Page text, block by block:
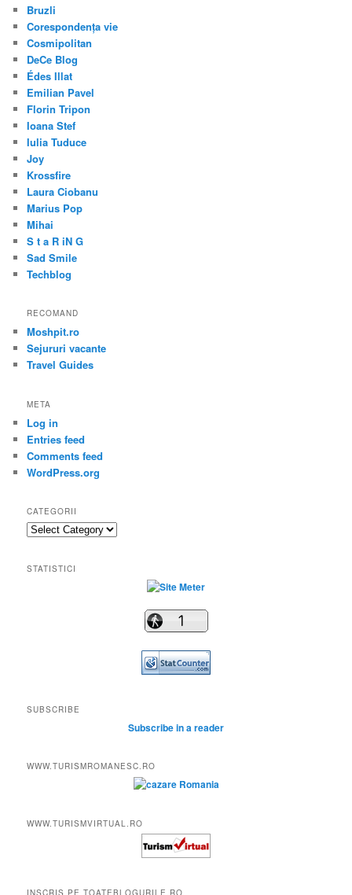
Bruzli
Corespondența vie
Cosmipolitan
DeCe Blog
Édes Illat
Emilian Pavel
Florin Tripon
Ioana Stef
Iulia Tuduce
Joy
Krossfire
Laura Ciobanu
Marius Pop
Mihai
S t a R iN G
Sad Smile
Techblog
RECOMAND
Moshpit.ro
Sejururi vacante
Travel Guides
META
Log in
Entries feed
Comments feed
WordPress.org
CATEGORII
Categorii
STATISTICI
SUBSCRIBE
Subscribe in a reader
WWW.TURISMROMANESC.RO
WWW.TURISMVIRTUAL.RO
INSCRIS PE TOATEBLOGURILE.RO